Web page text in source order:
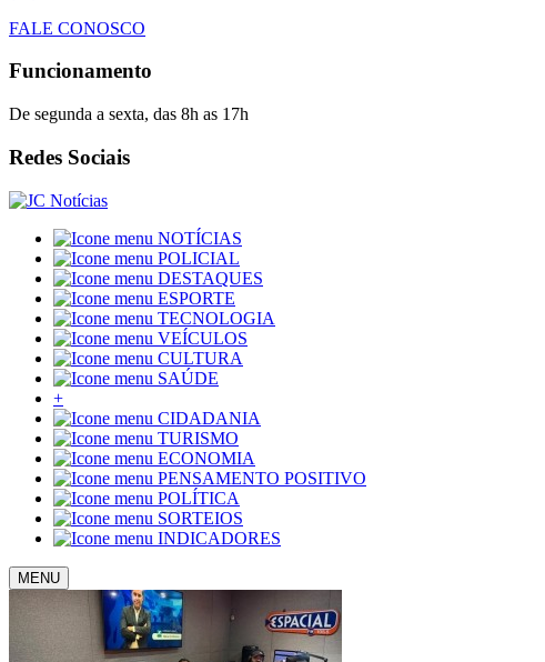
FALE CONOSCO
Funcionamento
De segunda a sexta, das 8h as 17h
Redes Sociais
NOTÍCIAS
POLICIAL
DESTAQUES
ESPORTE
TECNOLOGIA
VEÍCULOS
CULTURA
SAÚDE
+
CIDADANIA
TURISMO
ECONOMIA
PENSAMENTO POSITIVO
POLÍTICA
SORTEIOS
INDICADORES
MENU